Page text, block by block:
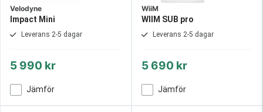
Velodyne
Impact Mini
Leverans 2-5 dagar
5 990 kr
Jämför
WiiM
WIIM SUB pro
Leverans 2-5 dagar
5 690 kr
Jämför